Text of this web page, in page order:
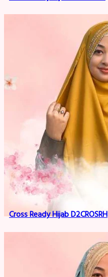
Cross Ready Hijab D2CROSRH